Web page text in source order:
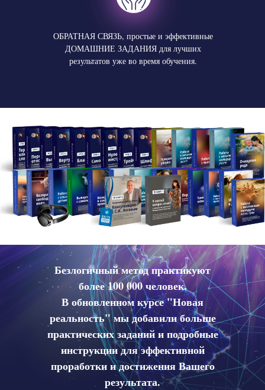
ОБРАТНАЯ СВЯЗЬ, простые и эффективные
ДОМАШНИЕ ЗАДАНИЯ для лучших
результатов уже во время обучения.
Безлогичный метод практикуют
более 100 000 человек.
В обновленном курсе "Новая
реальность" мы добавили больше
практических заданий и подробные
инструкции для эффективной
проработки и достижения Вашего
результата.